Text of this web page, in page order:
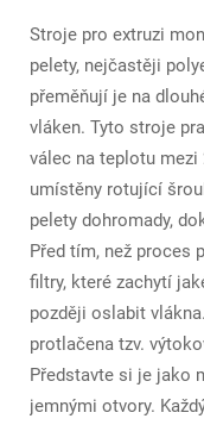
Stroje pro extruzi
pelety, nejčastěji
přeměňují je na
vláken. Tyto stroje
válec na teplotu mezi
umístěny rotující
pelety dohromady,
Před tím, než proces
filtry, které zachytí
později oslabit
protlačena tzv.
Představte si je jako
jemnými otvory.